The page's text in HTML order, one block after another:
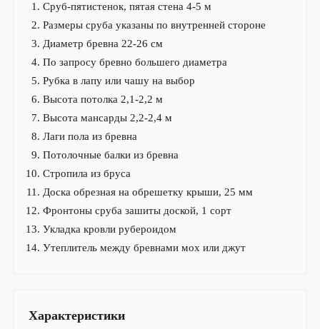
Сруб-пятистенок, пятая стена 4-5 м
Размеры сруба указаны по внутренней стороне
Диаметр бревна 22-26 см
По запросу бревно большего диаметра
Рубка в лапу или чашу на выбор
Высота потолка 2,1-2,2 м
Высота мансарды 2,2-2,4 м
Лаги пола из бревна
Потолочные балки из бревна
Стропила из бруса
Доска обрезная на обрешетку крыши, 25 мм
Фронтоны сруба зашиты доской, 1 сорт
Укладка кровли рубероидом
Утеплитель между бревнами мох или джут
Характеристики